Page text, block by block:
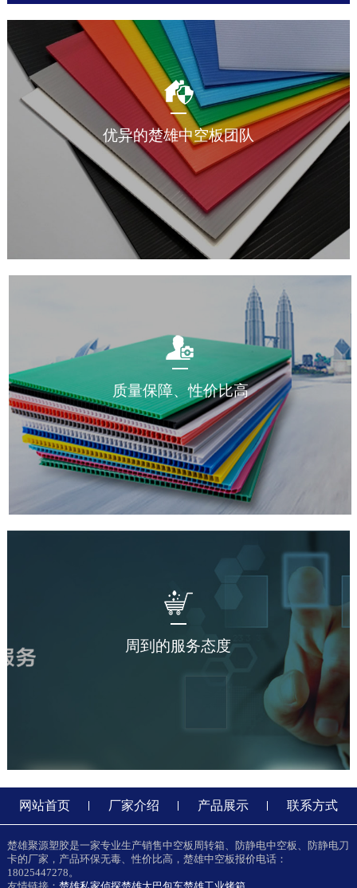
优异的楚雄中空板团队
质量保障、性价比高
周到的服务态度
网站首页 厂家介绍 产品展示 联系方式
楚雄聚源塑胶是一家专业生产销售中空板周转箱、防静电中空板、防静电刀
卡的厂家，产品环保无毒、性价比高，楚雄中空板报价电话：
18025447278。